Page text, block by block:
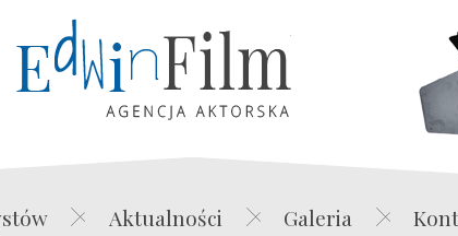
Edwin Film Agencja
Aktualności Galeria